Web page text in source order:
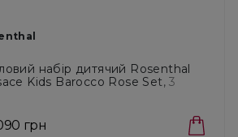
набір дитячий Rosenthal
Kids Barocco Rose Set, 3
грн